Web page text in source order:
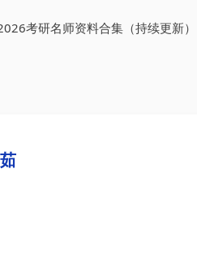
考研名师资料合集（持续更新）